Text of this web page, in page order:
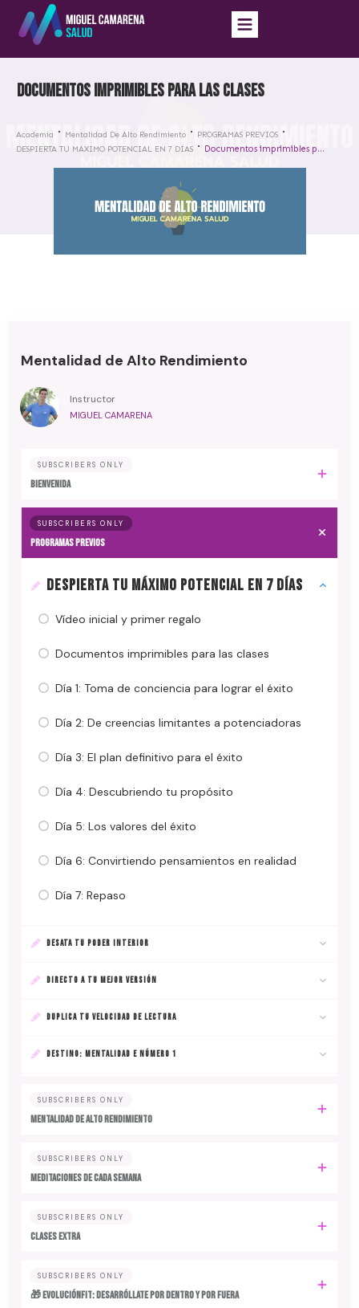
Documentos imprimibles para las clases
Academia Mentalidad De Alto Rendimiento
PROGRAMAS PREVIOS
DESPIERTA TU MÁXIMO POTENCIAL EN 7 DÍAS
Documentos imprimibles para las clases
Mentalidad de Alto Rendimiento
Instructor
MIGUEL CAMARENA
SUBSCRIBERS ONLY
BIENVENIDA
SUBSCRIBERS ONLY
PROGRAMAS PREVIOS
DESPIERTA TU MÁXIMO POTENCIAL EN 7 DÍAS
Vídeo inicial y primer regalo
Documentos imprimibles para las clases
Día 1: Toma de conciencia para lograr el éxito
Día 2: De creencias limitantes a potenciadoras
Día 3: El plan definitivo para el éxito
Día 4: Descubriendo tu propósito
Día 5: Los valores del éxito
Día 6: Convirtiendo pensamientos en realidad
Día 7: Repaso
DESATA TU PODER INTERIOR
DIRECTO A TU MEJOR VERSIÓN
DUPLICA TU VELOCIDAD DE LECTURA
DESTINO: MENTALIDAD E NÚMERO 1
SUBSCRIBERS ONLY
MENTALIDAD DE ALTO RENDIMIENTO
SUBSCRIBERS ONLY
MEDITACIONES DE CADA SEMANA
SUBSCRIBERS ONLY
CLASES EXTRA
SUBSCRIBERS ONLY
🎁 EvoluciónFit: desarróllate por dentro y por fuera